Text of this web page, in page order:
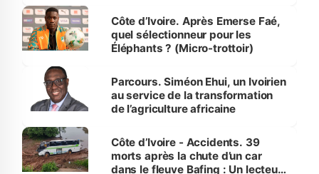
Côte d’Ivoire. Après Emerse Faé,
quel sélectionneur pour les
Éléphants ? (Micro-trottoir)
Parcours. Siméon Ehui, un Ivoirien
au service de la transformation
de l’agriculture africaine
Côte d’Ivoire - Accidents. 39
morts après la chute d’un car
dans le fleuve Bafing : Un lecteur